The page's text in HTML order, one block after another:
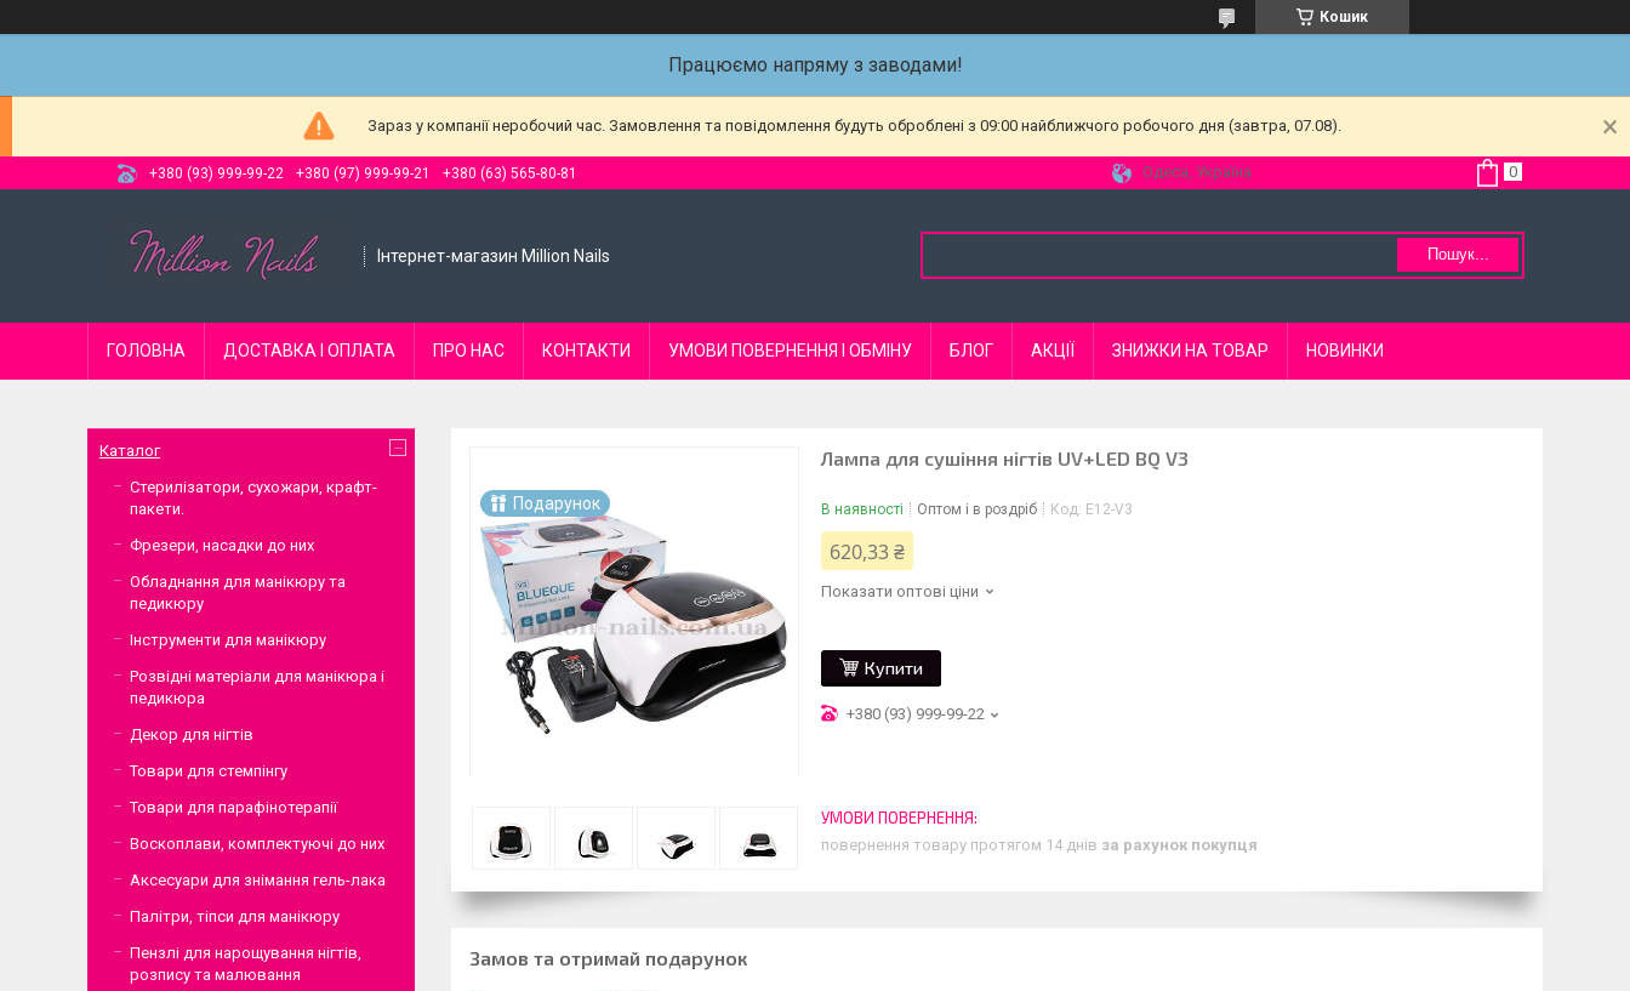
Кошик
Працюємо напряму з заводами!
Зараз у компанії неробочий час. Замовлення та повідомлення будуть оброблені з 09:00 найближчого робочого дня (завтра, 07.08).
+380 (93) 999-99-22 +380 (97) 999-99-21 +380 (63) 565-80-81 Одеса, Україна
Інтернет-магазин Million Nails Пошук...
ГОЛОВНА ДОСТАВКА І ОПЛАТА ПРО НАС КОНТАКТИ УМОВИ ПОВЕРНЕННЯ І ОБМІНУ БЛОГ АКЦІЇ ЗНИЖКИ НА ТОВАР НОВИНКИ
Подарунок
Лампа для сушіння нігтів UV+LED BQ V3
В наявності Оптом і в роздріб Код: E12-V3
620,33 ₴
Показати оптові ціни
Купити
+380 (93) 999-99-22
повернення товару протягом 14 днів за рахунок покупця
Замов та отримай подарунок
Каталог
Стерилізатори, сухожари, крафт-
пакети.
Фрезери, насадки до них
Обладнання для манікюру та
педикюру
Інструменти для манікюру
Розвідні матеріали для манікюра і
педикюра
Декор для нігтів
Товари для стемпінгу
Товари для парафінотерапії
Воскоплави, комплектуючі до них
Аксесуари для знімання гель-лака
Палітри, тіпси для манікюру
Пензлі для нарощування нігтів,
розпису та малювання